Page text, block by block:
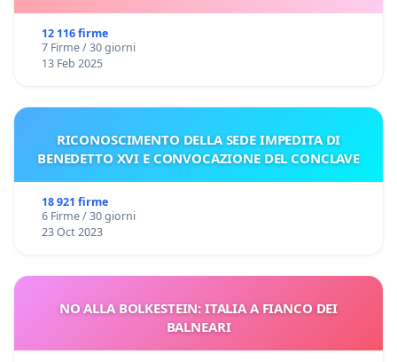
12 116 firme
7 Firme / 30 giorni
13 Feb 2025
RICONOSCIMENTO DELLA SEDE IMPEDITA DI
BENEDETTO XVI E CONVOCAZIONE DEL CONCLAVE
18 921 firme
6 Firme / 30 giorni
23 Oct 2023
NO ALLA BOLKESTEIN: ITALIA A FIANCO DEI
BALNEARI